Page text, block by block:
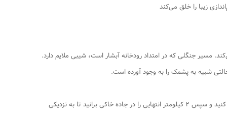
زیبا را خلق می‌کند
مسیر جنگلی که در امتداد رودخانه آبشار است، شیبی ملایم دارد.
شبیه به پشمک را به وجود آورده است.
برای رسیدن به آبشار پشمکی از رامیان باید از جاده‌ای آسفالته به طول ۱۶ کیلومتر عبور کنید و سپس ۲ کیلومتر انتهایی را در جاده خاکی برانید تا به نزدیکی